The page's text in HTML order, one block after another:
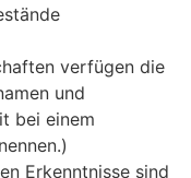
verfügen die
und
bei einem
Erkenntnisse sind